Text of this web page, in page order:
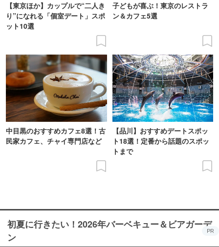
【東京ほか】カップルで“二人き
り”になれる「個室デート」スポ
ット10選
子どもが喜ぶ！東京のレストラ
ン＆カフェ5選
中目黒のおすすめカフェ8選！古
民家カフェ、チャイ専門店など
【品川】おすすめデートスポッ
ト18選！定番から話題のスポッ
トまで
初夏に行きたい！2026年バーベキュー＆ビアガーデ
ン
PR